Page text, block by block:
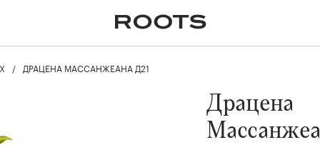
растений
ДРАЦЕНА МАССАНЖЕАНА Д21
Драцена